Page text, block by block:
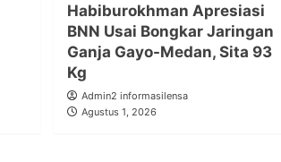
Habiburokhman Apresiasi
BNN Usai Bongkar Jaringan
Ganja Gayo-Medan, Sita 93
Kg
Admin2 informasilensa
Agustus 1, 2026